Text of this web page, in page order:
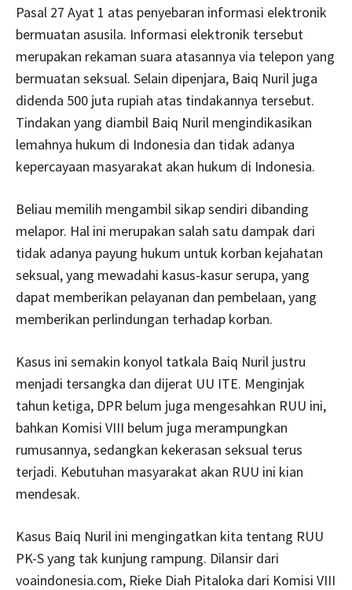
Pasal 27 Ayat 1 atas penyebaran informasi elektronik
bermuatan asusila. Informasi elektronik tersebut
merupakan rekaman suara atasannya via telepon yang
bermuatan seksual. Selain dipenjara, Baiq Nuril juga
didenda 500 juta rupiah atas tindakannya tersebut.
Tindakan yang diambil Baiq Nuril mengindikasikan
lemahnya hukum di Indonesia dan tidak adanya
kepercayaan masyarakat akan hukum di Indonesia.
Beliau memilih mengambil sikap sendiri dibanding
melapor. Hal ini merupakan salah satu dampak dari
tidak adanya payung hukum untuk korban kejahatan
seksual, yang mewadahi kasus-kasur serupa, yang
dapat memberikan pelayanan dan pembelaan, yang
memberikan perlindungan terhadap korban.
Kasus ini semakin konyol tatkala Baiq Nuril justru
menjadi tersangka dan dijerat UU ITE. Menginjak
tahun ketiga, DPR belum juga mengesahkan RUU ini,
bahkan Komisi VIII belum juga merampungkan
rumusannya, sedangkan kekerasan seksual terus
terjadi. Kebutuhan masyarakat akan RUU ini kian
mendesak.
Kasus Baiq Nuril ini mengingatkan kita tentang RUU
PK-S yang tak kunjung rampung. Dilansir dari
voaindonesia.com, Rieke Diah Pitaloka dari Komisi VIII